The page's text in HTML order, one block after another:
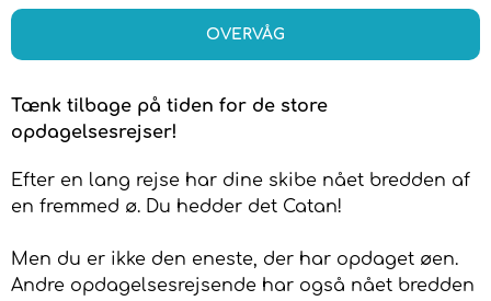
OVERVÅG
Tænk tilbage på tiden for de store
opdagelsesrejser!
Efter en lang rejse har dine skibe nået bredden af ​​
en fremmed ø. Du hedder det Catan!
Men du er ikke den eneste, der har opdaget øen.
Andre opdagelsesrejsende har også nået bredden